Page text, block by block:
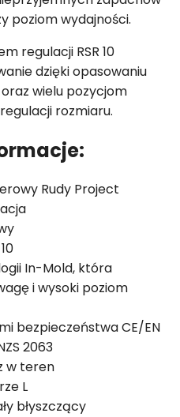
poziom wydajności.
regulacji RSR 10
dzięki opasowaniu
wielu pozycjom
rozmiaru.
Rudy Project
In-Mold, która
i wysoki poziom
bezpieczeństwaCE/EN
2063
w teren
L
błyszczący